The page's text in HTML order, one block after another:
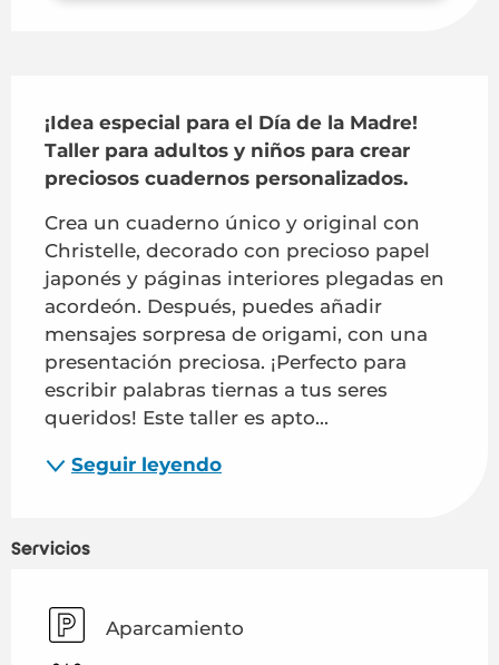
¡Idea especial para el Día de la Madre!
Taller para adultos y niños para crear
preciosos cuadernos personalizados.
Crea un cuaderno único y original con
Christelle, decorado con precioso papel
japonés y páginas interiores plegadas en
acordeón. Después, puedes añadir
mensajes sorpresa de origami, con una
presentación preciosa. ¡Perfecto para
escribir palabras tiernas a tus seres
queridos! Este taller es apto...
Seguir leyendo
Servicios
Aparcamiento